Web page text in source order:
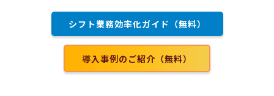
シフト業務効率化ガイド（無料）
導入事例のご紹介（無料）